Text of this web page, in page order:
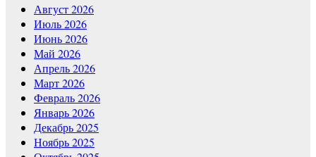
Август 2026
Июль 2026
Июнь 2026
Май 2026
Апрель 2026
Март 2026
Февраль 2026
Январь 2026
Декабрь 2025
Ноябрь 2025